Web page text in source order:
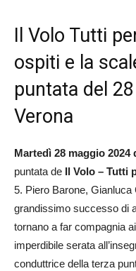
Il Volo Tutti
ospiti e la
puntata del
Verona
Martedì 28 maggio 2024
puntata de Il Volo – Tutti
5. Piero Barone,
grandissimo successo di
tornano a far compagnia
imperdibile serata
conduttrice della terza